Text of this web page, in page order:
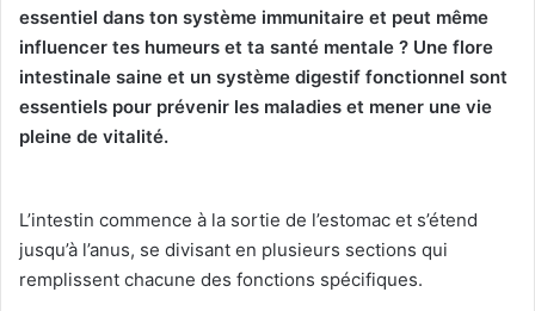
essentiel dans ton système immunitaire et peut même
influencer tes humeurs et ta santé mentale ? Une flore
intestinale saine et un système digestif fonctionnel sont
essentiels pour prévenir les maladies et mener une vie
pleine de vitalité.
L’intestin commence à la sortie de l’estomac et s’étend
jusqu’à l’anus, se divisant en plusieurs sections qui
remplissent chacune des fonctions spécifiques.